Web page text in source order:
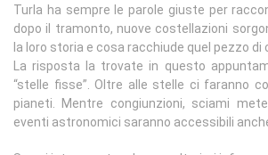
Turla ha sempre le parole giuste per
dopo il tramonto, nuove costellazioni
la loro storia e cosa racchiude quel pezzo di
La risposta la trovate in questo
“stelle fisse”. Oltre alle stelle ci faranno
pianeti. Mentre congiunzioni, sciami
eventi astronomici saranno accessibili